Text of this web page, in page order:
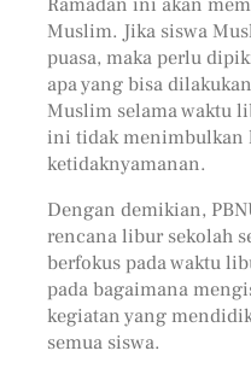
Muslim. Jika siswa
puasa, maka perlu
apa yang bisa
Muslim selama waktu
ini tidak menimbulkan
ketidaknyamanan.
Dengan demikian,
rencana libur sekolah
berfokus pada waktu
pada bagaimana
kegiatan yang
semua siswa.